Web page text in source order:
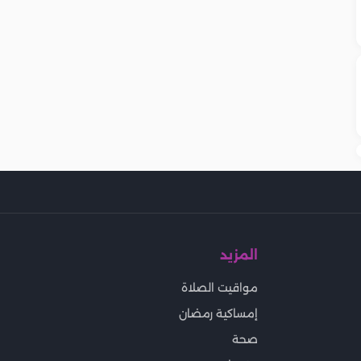
المزيد
مواقيت الصلاة
إمساكية رمضان
صحة